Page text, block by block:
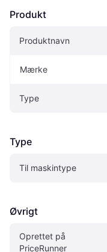
Produkt
Produktnavn
Mærke
Type
Type
Til maskintype
Øvrigt
Oprettet på
PriceRunner